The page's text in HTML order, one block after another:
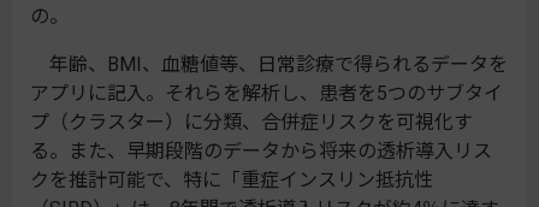
の。
年齢、BMI、血糖値等、日常診療で得られるデータを
アプリに記入。それらを解析し、患者を5つのサブタイ
プ（クラスター）に分類、合併症リスクを可視化す
る。また、早期段階のデータから将来の透析導入リス
クを推計可能で、特に「重症インスリン抵抗性